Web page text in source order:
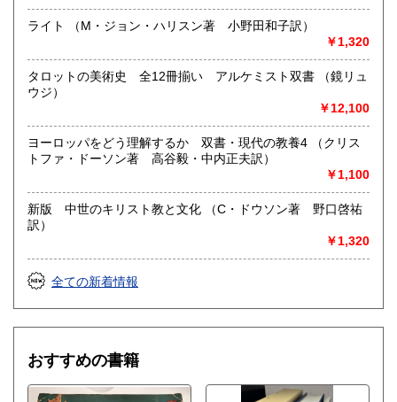
ライト （M・ジョン・ハリスン著 小野田和子訳）
￥1,320
タロットの美術史 全12冊揃い アルケミスト双書 （鏡リュ
ウジ）
￥12,100
ヨーロッパをどう理解するか 双書・現代の教養4 （クリス
トファ・ドーソン著 高谷毅・中内正夫訳）
￥1,100
新版 中世のキリスト教と文化 （C・ドウソン著 野口啓祐
訳）
￥1,320
全ての新着情報
おすすめの書籍